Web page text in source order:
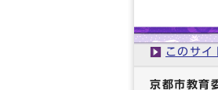
このサイ
京都市教育